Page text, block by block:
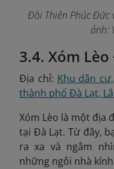
Đồi Thiên Phúc Đức
ảnh:
3.4. Xóm
Địa chỉ: Khu dân
thành phố Đà Lạt,
Xóm Lèo là một địa
tại Đà Lạt. Từ đây,
ra xa và ngắm
những ngôi nhà